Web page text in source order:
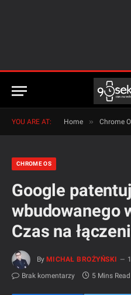
YOU ARE AT: Home » Chrome
CHROME OS
Google
wbudowanego
Czas na
By MICHAŁ BROŻYŃSKI
Brak komentarzy
5 Mins Read